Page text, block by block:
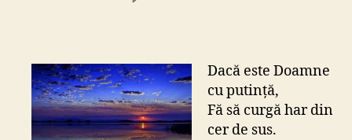
cu
putinţă…
Dacă este Doamne
cu putinţă,
Fă să curgă har din
cer de sus.